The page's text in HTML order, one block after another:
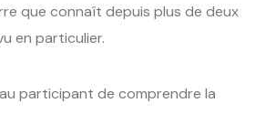
que connaît depuis plus de deux
en particulier.
participant de comprendre la